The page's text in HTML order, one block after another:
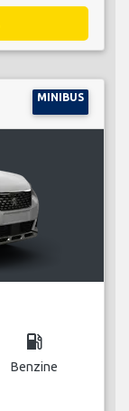
MINIBUS
local_gas_station
Benzine